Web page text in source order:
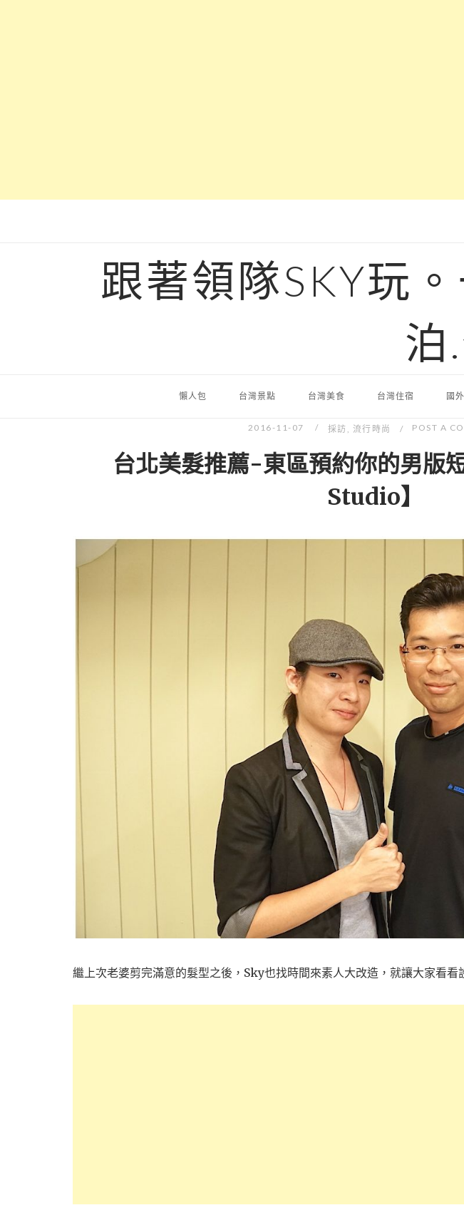
跟著領隊SKY玩
泊
懶人包 台灣景點 台灣美食 台灣住宿 國
2016-11-07 採訪 , 流行時尚 POST A
台北美髮推薦-東區預約你的男
Studio】
繼上次老婆剪完滿意的髮型之後，Sky也找時間來素人大改造，就讓大家看看